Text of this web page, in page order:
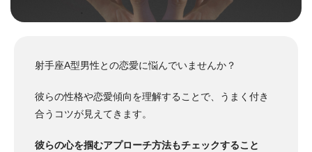
射手座A型男性との恋愛に悩んでいませんか？
彼らの性格や恋愛傾向を理解することで、うまく付き
合うコツが見えてきます。
彼らの心を掴むアプローチ方法もチェックすること